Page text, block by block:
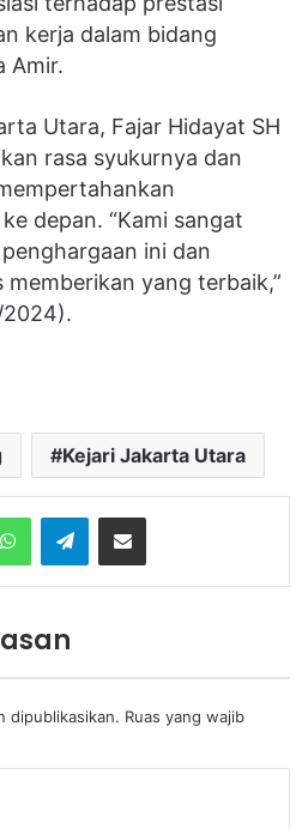
kerja dalam bidang
Amir.
Utara, Fajar Hidayat SH
rasa syukurnya dan
depan. “Kami sangat
ini dan
yang terbaik,”
Kejari Jakarta Utara
WhatsAppTelegramShare via Email
dipublikasikan. Ruas yang wajib